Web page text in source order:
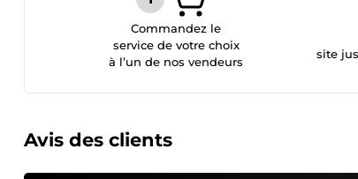
Commandez le
service de votre choix
à l’un de nos vendeurs
site
Avis des clients